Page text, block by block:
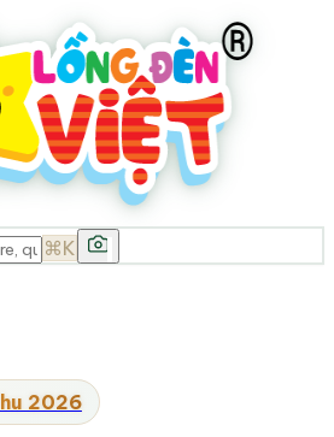
⌘K
2026